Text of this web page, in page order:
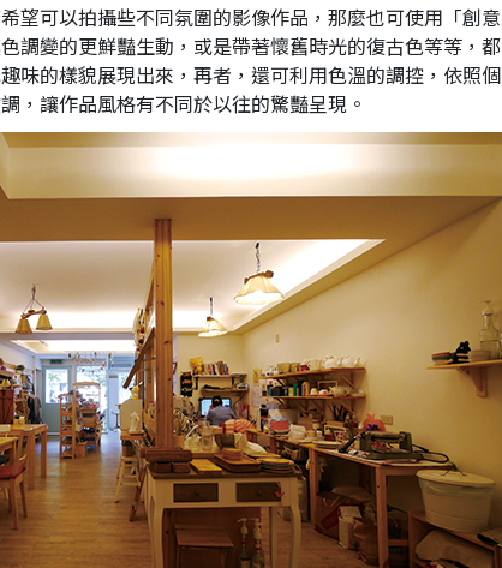
望可以拍攝些不同氛圍的影像作品，那麼也可使用「創意
調變的更鮮豔生動，或是帶著懷舊時光的復古色等等，都
味的樣貌展現出來，再者，還可利用色溫的調控，依照個
，讓作品風格有不同於以往的驚豔呈現。